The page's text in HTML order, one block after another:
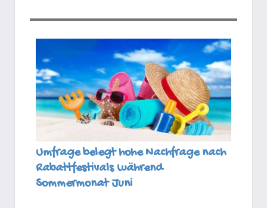
Umfrage belegt hohe Nachfrage nach
Rabattfestivals während
Sommermonat Juni